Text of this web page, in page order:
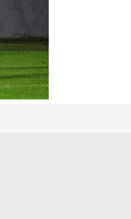
Çerezlere ilişkin
Metnimizi okumak
.